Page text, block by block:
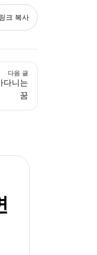
크 복사
다음 글
다니는
꿈